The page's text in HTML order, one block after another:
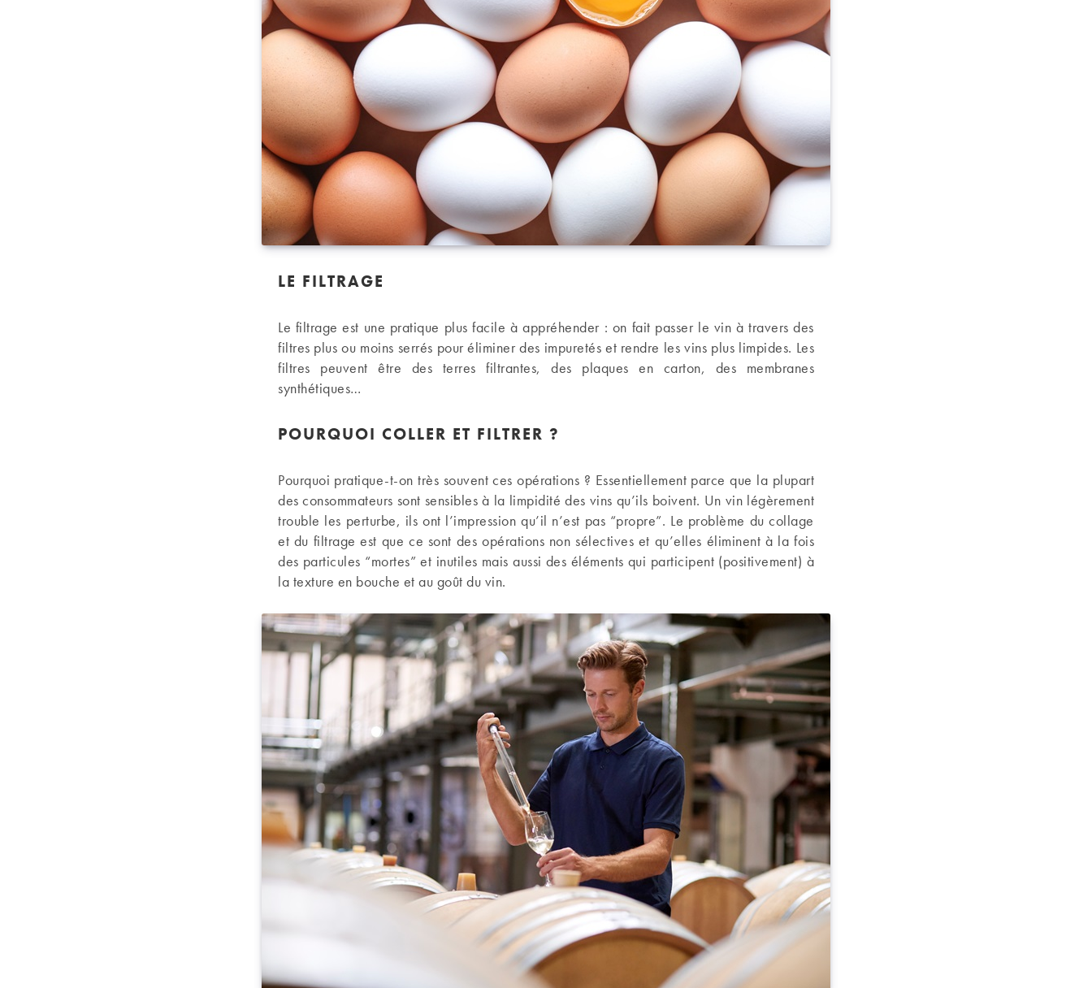
LE FILTRAGE
Le filtrage est une pratique plus facile à appréhender : on fait passer le vin à travers des
filtres plus ou moins serrés pour éliminer des impuretés et rendre les vins plus limpides. Les
filtres peuvent être des terres filtrantes, des plaques en carton, des membranes
synthétiques…
POURQUOI COLLER ET FILTRER ?
Pourquoi pratique-t-on très souvent ces opérations ? Essentiellement parce que la plupart
des consommateurs sont sensibles à la limpidité des vins qu’ils boivent. Un vin légèrement
trouble les perturbe, ils ont l’impression qu’il n’est pas “propre”. Le problème du collage
et du filtrage est que ce sont des opérations non sélectives et qu’elles éliminent à la fois
des particules “mortes” et inutiles mais aussi des éléments qui participent (positivement) à
la texture en bouche et au goût du vin.